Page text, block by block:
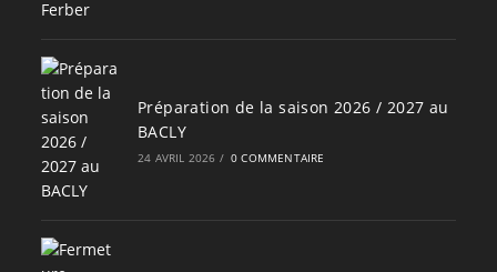
Préparation de la saison 2026 / 2027 au
BACLY
24 AVRIL 2026 / 0 COMMENTAIRE